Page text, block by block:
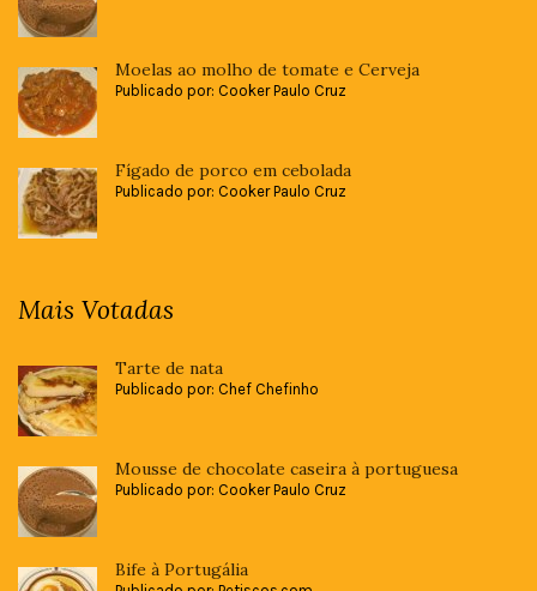
Moelas ao molho de tomate e Cerveja
Publicado por: Cooker Paulo Cruz
Fígado de porco em cebolada
Publicado por: Cooker Paulo Cruz
Mais Votadas
Tarte de nata
Publicado por: Chef Chefinho
Mousse de chocolate caseira à portuguesa
Publicado por: Cooker Paulo Cruz
Bife à Portugália